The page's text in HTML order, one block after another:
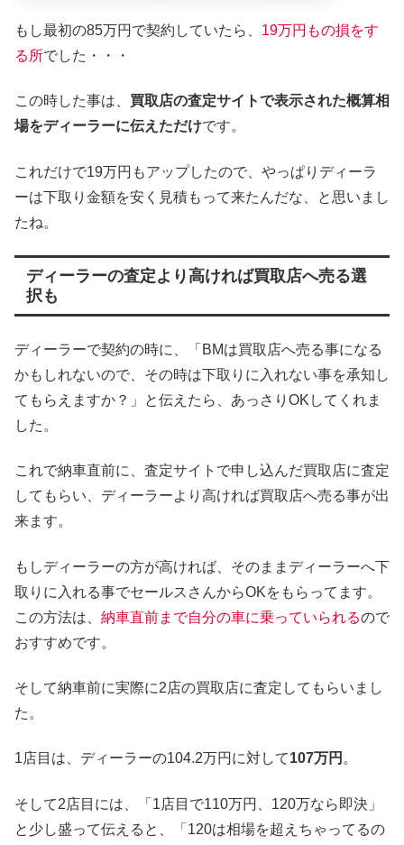
もし最初の85万円で契約していたら、 19万円もの損をす
る所でした・・・
この時した事は、 買取店の査定サイトで表示された概算相
場をディーラーに伝えただけです。
これだけで19万円もアップしたので、やっぱりディーラ
ーは下取り金額を安く見積もって来たんだな、と思いまし
たね。
ディーラーの査定より高ければ買取店へ売る選
択も
ディーラーで契約の時に、「BMは買取店へ売る事になる
かもしれないので、その時は下取りに入れない事を承知し
てもらえますか？」と伝えたら、あっさりOKしてくれま
した。
これで納車直前に、査定サイトで申し込んだ買取店に査定
してもらい、ディーラーより高ければ買取店へ売る事が出
来ます。
もしディーラーの方が高ければ、そのままディーラーへ下
取りに入れる事でセールスさんからOKをもらってます。
この方法は、 納車直前まで自分の車に乗っていられるので
おすすめです。
そして納車前に実際に2店の買取店に査定してもらいまし
た。
1店目は、ディーラーの104.2万円に対して107万円 。
そして2店目には、「1店目で110万円、120万なら即決」
と少し盛って伝えると、「120は相場を超えちゃってるの